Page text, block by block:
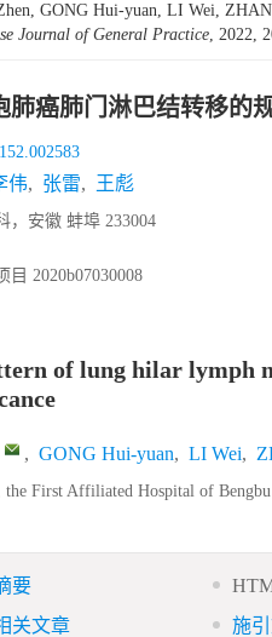
GONG Hui-yuan, LI Wei,
Journal of General Practice, 2022,
癌肺门淋巴结转移的
伟, 张雷, 王彪
，安徽 蚌埠 233004
目 2020b07030008
of lung hilar lymph
, GONG Hui-yuan, LI Wei,
First Affiliated Hospital of
要
关文章
施